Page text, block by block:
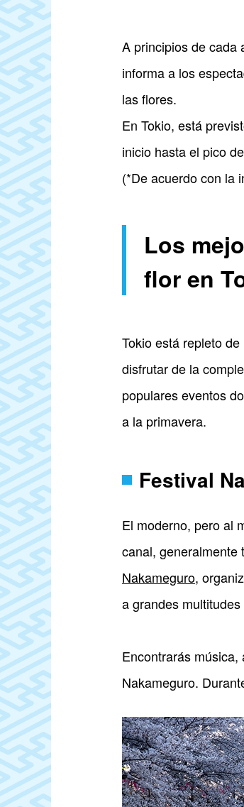
A principios de cada
informa a los
las flores.
En Tokio, está
inicio hasta el pico
(*De acuerdo con la
Los
flor en
Tokio está repleto
disfrutar de la
populares eventos
a la primavera.
Festival
El moderno, pero al
canal,
Nakameguro,
a grandes
Encontrarás
Nakameguro.